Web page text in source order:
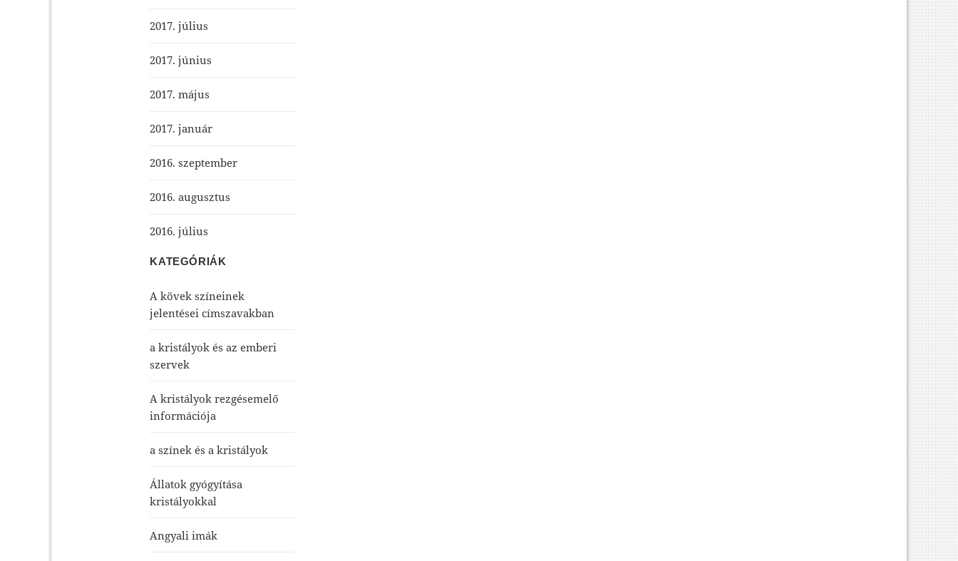
2017. július
2017. június
2017. május
2017. január
2016. szeptember
2016. augusztus
2016. július
KATEGÓRIÁK
A kövek színeinek
jelentései címszavakban
a kristályok és az emberi
szervek
A kristályok rezgésemelő
információja
a színek és a kristályok
Állatok gyógyítása
kristályokkal
Angyali imák